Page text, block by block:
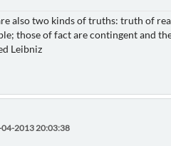
also two kinds of truths: truth of
those of fact are contingent and
Leibniz
04-2013 20:03:38